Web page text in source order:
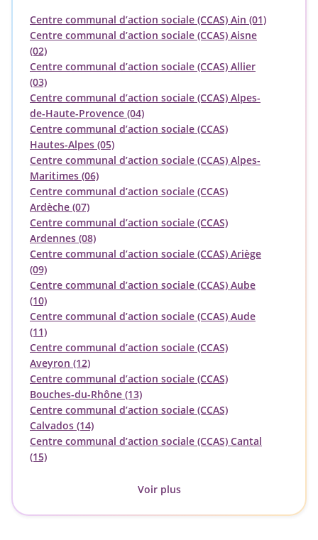
Centre communal d’action sociale (CCAS) Ain (01)
Centre communal d’action sociale (CCAS) Aisne
(02)
Centre communal d’action sociale (CCAS) Allier
(03)
Centre communal d’action sociale (CCAS) Alpes-
de-Haute-Provence (04)
Centre communal d’action sociale (CCAS)
Hautes-Alpes (05)
Centre communal d’action sociale (CCAS) Alpes-
Maritimes (06)
Centre communal d’action sociale (CCAS)
Ardèche (07)
Centre communal d’action sociale (CCAS)
Ardennes (08)
Centre communal d’action sociale (CCAS) Ariège
(09)
Centre communal d’action sociale (CCAS) Aube
(10)
Centre communal d’action sociale (CCAS) Aude
(11)
Centre communal d’action sociale (CCAS)
Aveyron (12)
Centre communal d’action sociale (CCAS)
Bouches-du-Rhône (13)
Centre communal d’action sociale (CCAS)
Calvados (14)
Centre communal d’action sociale (CCAS) Cantal
(15)
Voir plus